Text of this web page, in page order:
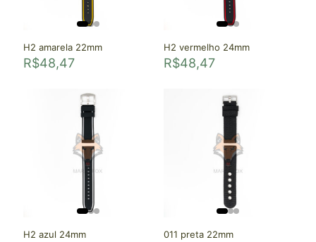
H2 amarela 22mm
R$48,47
H2 vermelho 24mm
R$48,47
H2 azul 24mm 011 preta 22mm